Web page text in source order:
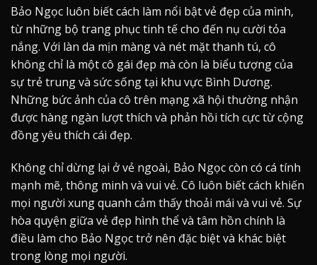
Bảo Ngọc luôn biết cách làm nổi bật vẻ đẹp của mình,
từ những bộ trang phục tinh tế cho đến nụ cười tỏa
nắng. Với làn da mịn màng và nét mặt thanh tú, cô
không chỉ là một cô gái đẹp mà còn là biểu tượng của
sự trẻ trung và sức sống tại khu vực Bình Dương.
Những bức ảnh của cô trên mạng xã hội thường nhận
được hàng ngàn lượt thích và phản hồi tích cực từ cộng
đồng yêu thích cái đẹp.
Không chỉ dừng lại ở vẻ ngoài, Bảo Ngọc còn có cá tính
mạnh mẽ, thông minh và vui vẻ. Cô luôn biết cách khiến
mọi người xung quanh cảm thấy thoải mái và vui vẻ. Sự
hòa quyện giữa vẻ đẹp hình thể và tâm hồn chính là
điều làm cho Bảo Ngọc trở nên đặc biệt và khác biệt
trong lòng mọi người.